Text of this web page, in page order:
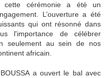
cette cérémonie a été un
L’ouverture a été
qui ont résonné dans
l'importance de célébrer
seulement au sein de nos
africain.
a ouvert le bal avec